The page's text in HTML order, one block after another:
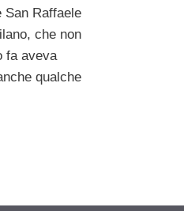
San Raffaele
che non
fa aveva
qualche